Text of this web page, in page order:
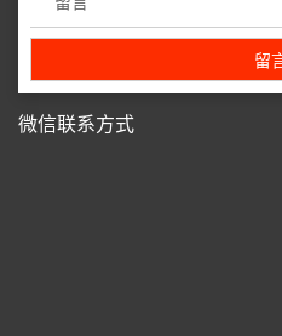
微信联系方式